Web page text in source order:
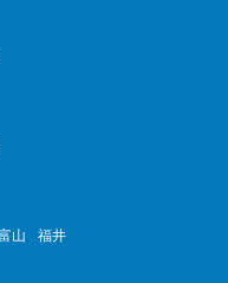
山 福井